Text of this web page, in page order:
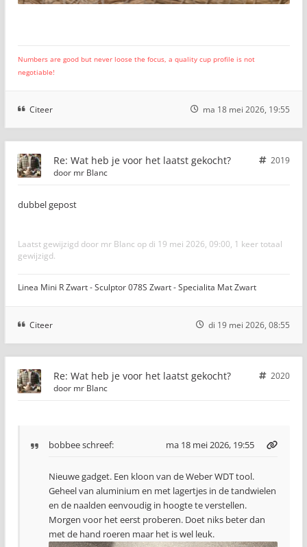
Numbers are good but never loose the focus, a quality cup profile is not
negotiable!
Citeer ma 18 mei 2026, 19:55
Re: Wat heb je voor het laatst gekocht?
2019
door mr Blanc
dubbel gepost
Laatst gewijzigd door mr Blanc op di 19 mei 2026, 09:00, 1 keer totaal
gewijzigd.
Linea Mini R Zwart - Sculptor 078S Zwart - Specialita Mat Zwart
Citeer di 19 mei 2026, 08:55
Re: Wat heb je voor het laatst gekocht?
2020
door mr Blanc
bobbeeschreef: ma 18 mei 2026, 19:55
Nieuwe gadget. Een kloon van de Weber WDT tool.
Geheel van aluminium en met lagertjes in de tandwielen
en de naalden eenvoudig in hoogte te verstellen.
Morgen voor het eerst proberen. Doet niks beter dan
met de hand roeren maar het is wel leuk.